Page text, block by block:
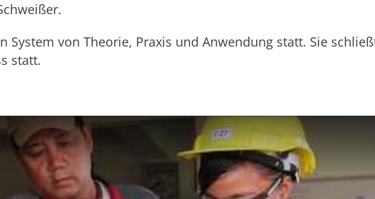
System von Theorie, Praxis und Anwendung statt. Sie
statt.